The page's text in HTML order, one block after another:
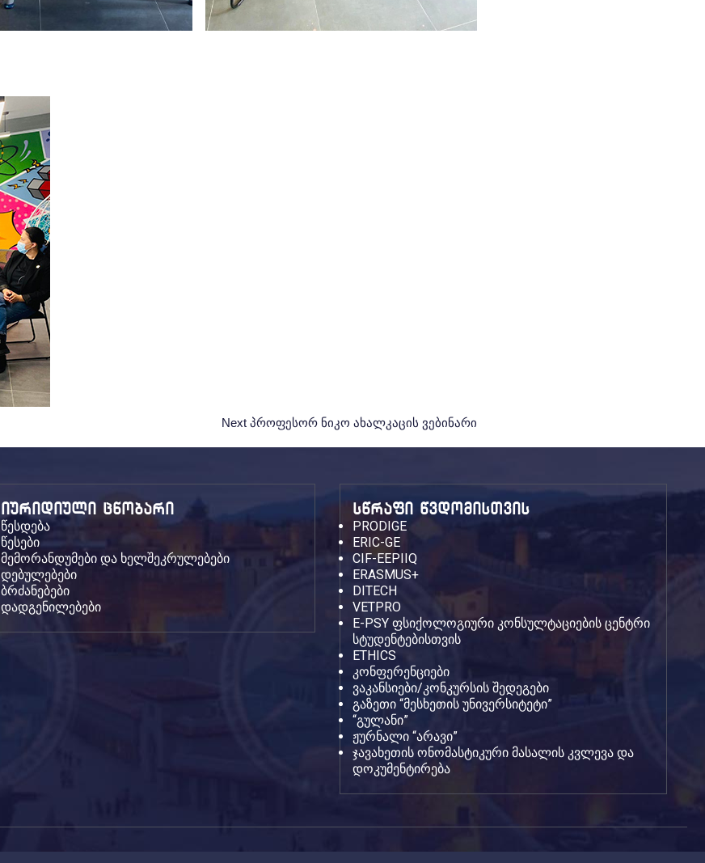
Next Next
პროფესორ ნიკო ახალკაცის ვებინარი
იურიდიული ცნობარი
წესდება
წესები
მემორანდუმები და ხელშეკრულებები
დებულებები
ბრძანებები
დადგენილებები
სწრაფი წვდომისთვის
PRODIGE
ERIC-GE
CIF-EEPIIQ
ERASMUS+
DITECH
VETPRO
E-PSY ფსიქოლოგიური კონსულტაციების ცენტრი
სტუდენტებისთვის
ETHICS
კონფერენციები
ვაკანსიები/კონკურსის შედეგები
გაზეთი “მესხეთის უნივერსიტეტი”
“გულანი”
ჟურნალი “არავი”
ჯავახეთის ონომასტიკური მასალის კვლევა და
დოკუმენტირება